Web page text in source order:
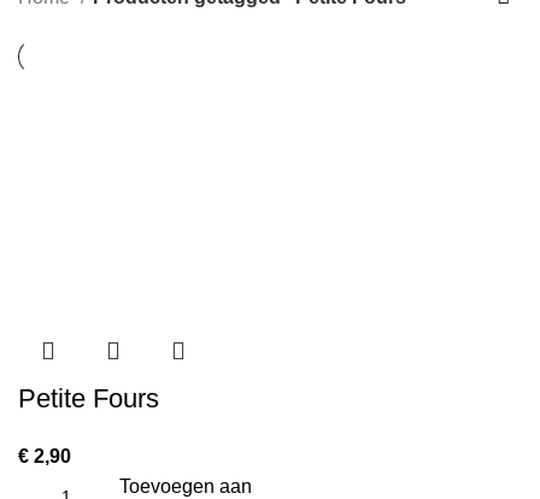
Petite Fours
€ 2,90
Toevoegen aan